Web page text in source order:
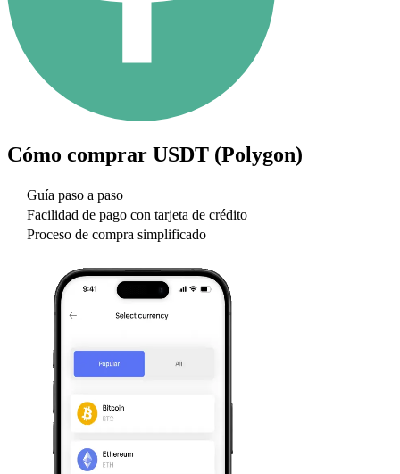
Cómo comprar USDT (Polygon)
Guía paso a paso
Facilidad de pago con tarjeta de crédito
Proceso de compra simplificado